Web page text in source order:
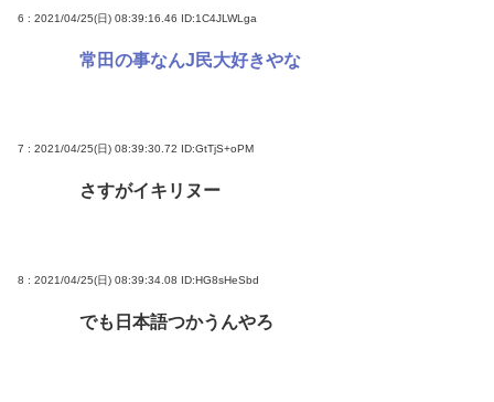
6 : 2021/04/25(日) 08:39:16.46 ID:1C4JLWLga
常田の事なんJ民大好きやな
7 : 2021/04/25(日) 08:39:30.72 ID:GtTjS+oPM
さすがイキリヌー
8 : 2021/04/25(日) 08:39:34.08 ID:HG8sHeSbd
でも日本語つかうんやろ